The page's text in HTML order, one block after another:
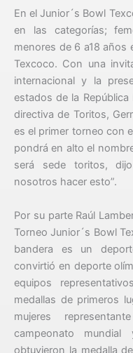
En el Junior´s Bowl
en las categorías;
menores de 6 a18 años
Texcoco. Con una
internacional y la
estados de la
directiva de Toritos,
es el primer torneo con
pondrá en alto el
será sede toritos,
nosotros hacer esto”.
Por su parte Raúl
Torneo Junior´s Bowl
bandera es un
convirtió en deporte
equipos
medallas de primeros
mujeres
campeonato
obtuvieron la medalla